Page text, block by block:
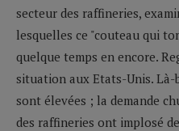
secteur des raffineries,
lesquelles ce "couteau qui
quelque temps en encore.
situation aux Etats-Unis. Là-
sont élevées ; la demande
des raffineries ont implosé